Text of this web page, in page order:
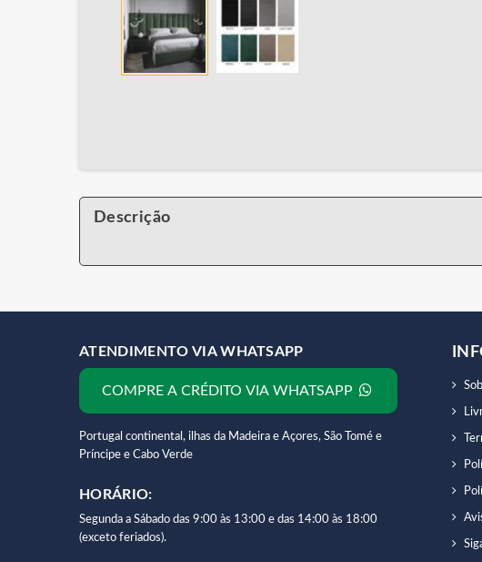
Descrição
ATENDIMENTO VIA WHATSAPP
COMPRE A CRÉDITO VIA WHATSAPP
Portugal continental, ilhas da Madeira e Açores, São Tomé e
Príncipe e Cabo Verde
HORÁRIO:
Segunda a Sábado das 9:00 às 13:00 e das 14:00 às 18:00
(exceto feriados).